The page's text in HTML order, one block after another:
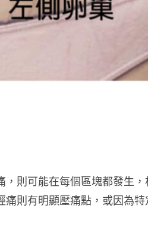
則可能在每個區塊都發生
則有明顯壓痛點，或因為特